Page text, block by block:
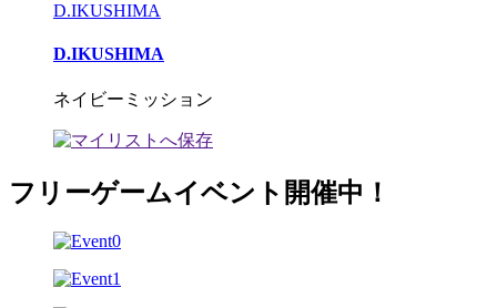
D.IKUSHIMA
D.IKUSHIMA
ネイビーミッション
フリーゲームイベント開催中！